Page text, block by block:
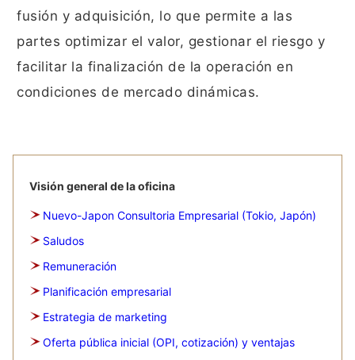
fusión y adquisición, lo que permite a las
partes optimizar el valor, gestionar el riesgo y
facilitar la finalización de la operación en
condiciones de mercado dinámicas.
Visión general de la oficina
Nuevo-Japon Consultoria Empresarial (Tokio, Japón)
Saludos
Remuneración
Planificación empresarial
Estrategia de marketing
Oferta pública inicial (OPI, cotización) y ventajas